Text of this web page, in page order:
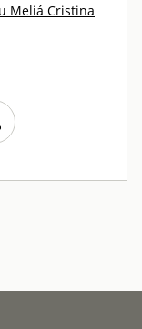
Meliá Cristina